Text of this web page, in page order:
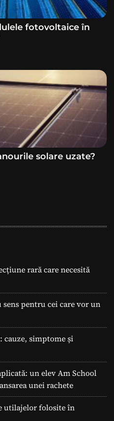
fotovoltaice în
solare uzate?
rară care necesită
sens pentru cei care vor un
simptome și
un elev Am School
unei rachete
utilajelor folosite în